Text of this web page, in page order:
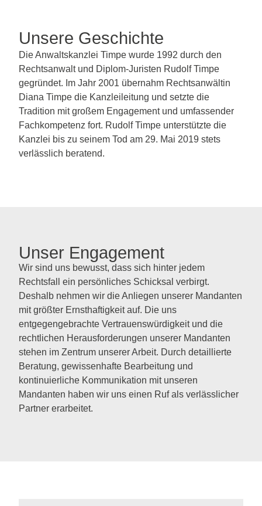
Unsere Geschichte
Die Anwaltskanzlei Timpe wurde 1992 durch den
Rechtsanwalt und Diplom-Juristen Rudolf Timpe
gegründet. Im Jahr 2001 übernahm Rechtsanwältin
Diana Timpe die Kanzleileitung und setzte die
Tradition mit großem Engagement und umfassender
Fachkompetenz fort. Rudolf Timpe unterstützte die
Kanzlei bis zu seinem Tod am 29. Mai 2019 stets
verlässlich beratend.
Unser Engagement
Wir sind uns bewusst, dass sich hinter jedem
Rechtsfall ein persönliches Schicksal verbirgt.
Deshalb nehmen wir die Anliegen unserer Mandanten
mit größter Ernsthaftigkeit auf. Die uns
entgegengebrachte Vertrauenswürdigkeit und die
rechtlichen Herausforderungen unserer Mandanten
stehen im Zentrum unserer Arbeit. Durch detaillierte
Beratung, gewissenhafte Bearbeitung und
kontinuierliche Kommunikation mit unseren
Mandanten haben wir uns einen Ruf als verlässlicher
Partner erarbeitet.